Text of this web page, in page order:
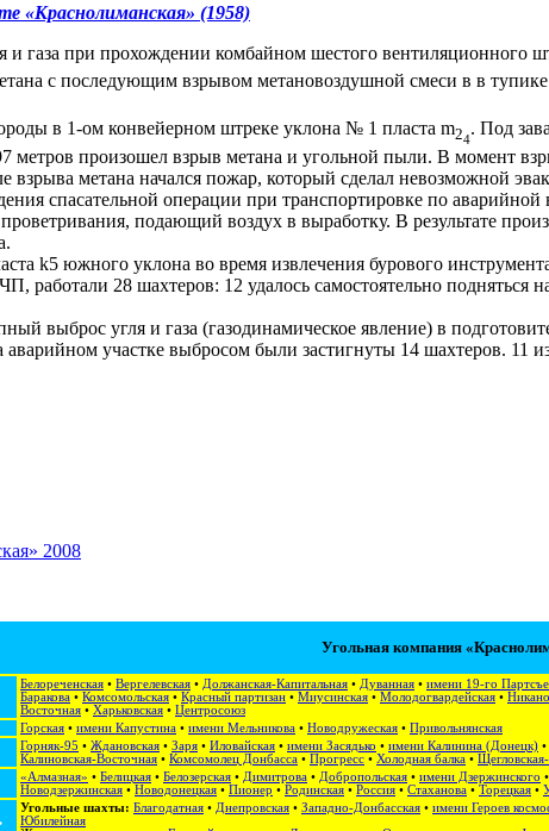
«Краснолиманская» (1958)
и газа при прохождении комбайном шестого вентиляционного
с последующим взрывом метановоздушной смеси в в
в 1-ом конвейерном штреке уклона № 1 пласта m24
. Под
метров произошел взрыв метана и угольной пыли. В момент
взрыва метана начался пожар, который сделал невозможной
спасательной операции при транспортировке по
проветривания, подающий воздух в выработку. В результате
k5 южного уклона во время извлечения бурового
работали 28 шахтеров: 12 удалось самостоятельно
выброс угля и газа (газодинамическое явление) в
аварийном участке выбросом были застигнуты 14 шахтеров. 11
2008
Угольная компания
Белореченская • Вергелевская • Должанская-Капитальная • Дуванная • имени 19-го
Баракова • Комсомольская • Красный партизан • Миусинская • Молодогвардейская •
Восточная • Харьковская • Центросоюз
Горская • имени Капустина • имени Мельникова • Новодружеская • Привольнянская
Горняк-95 • Ждановская • Заря • Иловайская • имени Засядько • имени Калинина (Донецк) •
Калиновская-Восточная • Комсомолец Донбасса • Прогресс • Холодная балка •
«Алмазная» • Белицкая • Белозерская • Димитрова • Добропольская • имени Дзержинского
Новодзержинская • Новодонецкая • Пионер • Родинская • Россия • Стаханова • Торецкая •
Угольные шахты: Благодатная • Днепровская • Западно-Донбасская • имени Героев
Юбилейная